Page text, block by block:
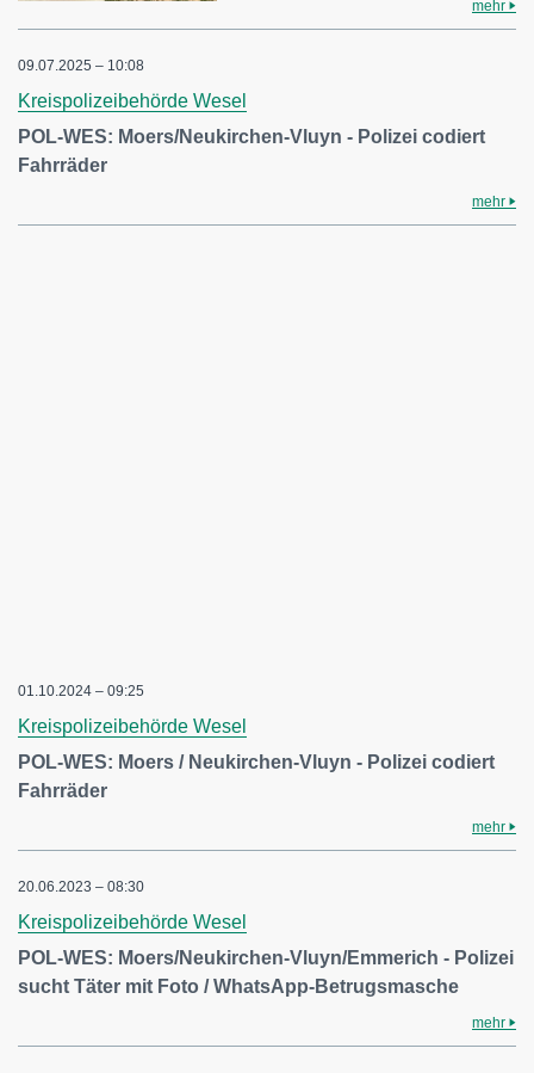
mehr
09.07.2025 – 10:08
Kreispolizeibehörde Wesel
POL-WES: Moers/Neukirchen-Vluyn - Polizei codiert
Fahrräder
mehr
01.10.2024 – 09:25
Kreispolizeibehörde Wesel
POL-WES: Moers / Neukirchen-Vluyn - Polizei codiert
Fahrräder
mehr
20.06.2023 – 08:30
Kreispolizeibehörde Wesel
POL-WES: Moers/Neukirchen-Vluyn/Emmerich - Polizei
sucht Täter mit Foto / WhatsApp-Betrugsmasche
mehr